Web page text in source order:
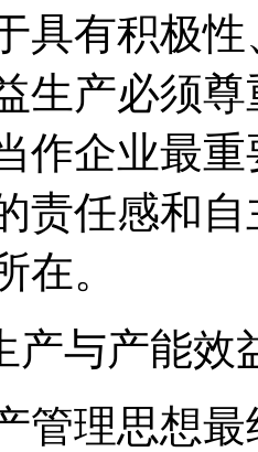
具有积极
生产必须
作企业最
责任感和
在。
与产能效
理思想最